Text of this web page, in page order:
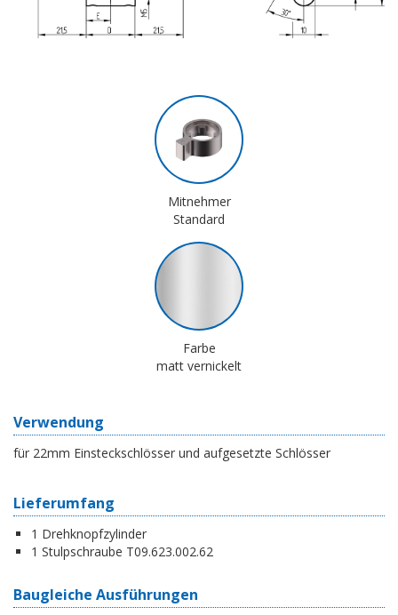
Mitnehmer
Standard
Farbe
matt vernickelt
Verwendung
für 22mm Einsteckschlösser und aufgesetzte Schlösser
Lieferumfang
1 Drehknopfzylinder
1 Stulpschraube T09.623.002.62
Baugleiche Ausführungen